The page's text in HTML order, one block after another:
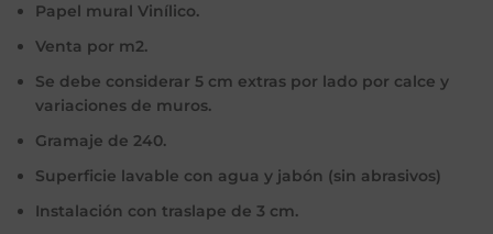
Papel mural Vinílico.
Venta por m2.
Se debe considerar 5 cm extras por lado por calce y
variaciones de muros.
Gramaje de 240.
Superficie lavable con agua y jabón (sin abrasivos)
Instalación con traslape de 3 cm.